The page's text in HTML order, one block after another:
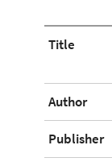
Title
Author
Publisher